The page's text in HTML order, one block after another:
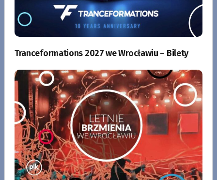
Tranceformations 2027 we Wrocławiu – Bilety